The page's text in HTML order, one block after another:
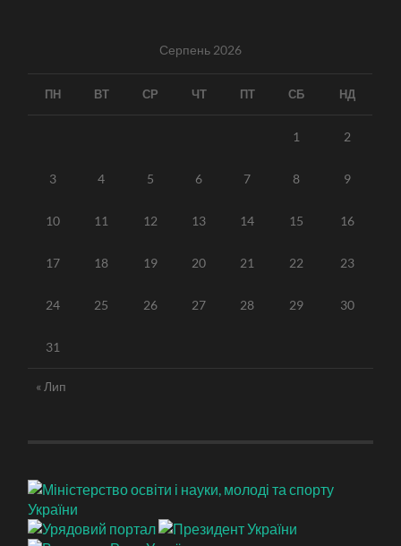
Серпень 2026
ПН ВТ СР ЧТ ПТ СБ НД
1 2
3 4 5 6 7 8 9
10 11 12 13 14 15 16
17 18 19 20 21 22 23
24 25 26 27 28 29 30
31
« Лип